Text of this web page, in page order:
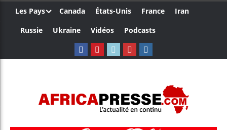
Les Pays Canada États-Unis France
Iran
Russie
Ukraine Vidéos Podcasts